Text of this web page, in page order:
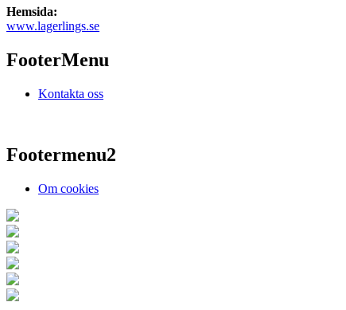
Hemsida:
www.lagerlings.se
FooterMenu
Kontakta oss
Footermenu2
Om cookies